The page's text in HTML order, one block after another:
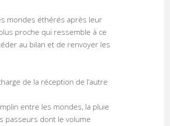
mondes éthérés après leur
proche qui ressemble à ce
au bilan et de renvoyer les
de la réception de l’autre
entre les mondes, la pluie
passeurs dont le volume